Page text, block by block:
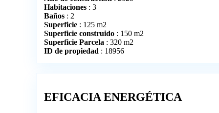
Habitaciones : 3
Baños : 2
Superficie : 125 m2
Superficie construido : 150 m2
Superficie Parcela : 320 m2
ID de propiedad : 18956
EFICACIA ENERGÉTICA